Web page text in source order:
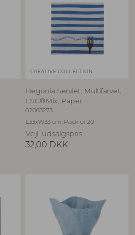
CREATIVE COLLECTION
Begonia Serviet, Multifarvet,
FSC®Mix, Paper
82063273
L33xW33 cm, Pack of 20
Vejl. udsalgspris
32,00 DKK